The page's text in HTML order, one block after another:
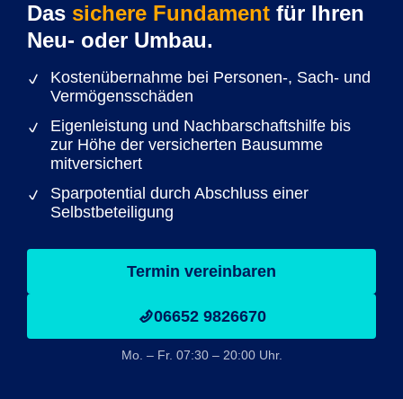
Das sichere Fundament für Ihren
Neu- oder Umbau.
Kostenübernahme bei Personen-, Sach- und
Vermögensschäden
Eigenleistung und Nachbarschaftshilfe bis
zur Höhe der versicherten Bausumme
mitversichert
Sparpotential durch Abschluss einer
Selbstbeteiligung
Termin vereinbaren
06652 9826670
Mo. – Fr. 07:30 – 20:00 Uhr.